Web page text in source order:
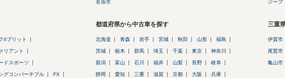
名張市 ジープ
IIブリット
リアント
ドスポーツ
グコンバーチブル FX
都道府県から中古車を探す
北海道 青森 岩手 宮城 秋田 山形 福島
茨城 栃木 群馬 埼玉 千葉 東京 神奈川
新潟 富山 石川 福井 山梨 長野 岐阜
静岡 愛知 三重 滋賀 京都 大阪 兵庫
三重
伊賀市
尾鷲市
亀山市